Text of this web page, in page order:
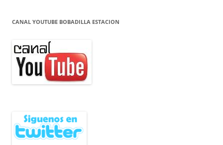
CANAL YOUTUBE BOBADILLA ESTACION